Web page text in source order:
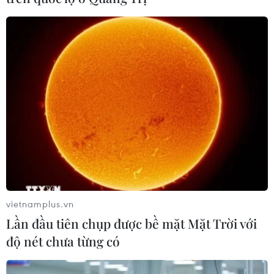
2020./.
(TTXVN/Vietnam+)
vietnamplus.vn
Lần đầu tiên chụp được bề mặt Mặt Trời với
độ nét chưa từng có